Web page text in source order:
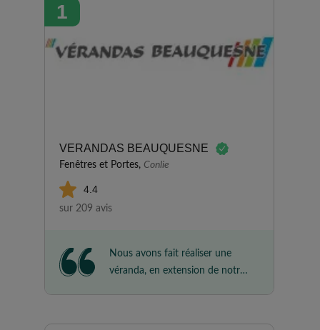
1
VERANDAS BEAUQUESNE
Fenêtres et Portes, Conlie
4.4
sur 209 avis
Nous avons fait réaliser une
véranda, en extension de notre